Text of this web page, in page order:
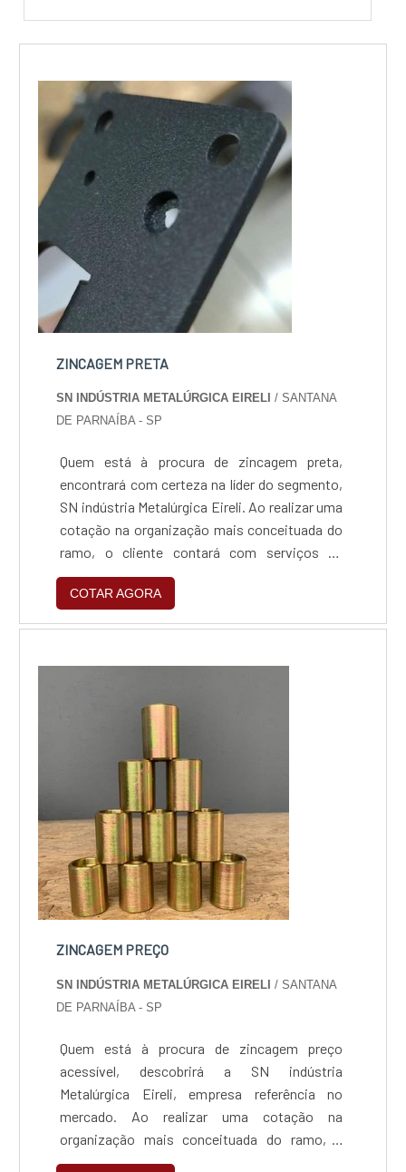
ZINCAGEM PRETA
SN INDÚSTRIA METALÚRGICA EIRELI/ SANTANA
DE PARNAÍBA - SP
Quem está à procura de zincagem preta,
encontrará com certeza na líder do segmento,
SN indústria Metalúrgica Eireli. Ao realizar uma
cotação na organização mais conceituada do
ramo, o cliente contará com serviços de
excelência e o suporte de especialistas para
sanar eventuais dúvidas.Quando o tema é
zincagem preta, com a SN indústria
custo-benefício e um design completo de
COTAR AGORA
ZINCAGEM PREÇO
SN INDÚSTRIA METALÚRGICA EIRELI/ SANTANA
DE PARNAÍBA - SP
Quem está à procura de zincagem preço
acessível, descobrirá a SN indústria
Metalúrgica Eireli, empresa referência no
mercado. Ao realizar uma cotação na
organização mais conceituada do ramo, o
cliente contará com serviços de excelência e o